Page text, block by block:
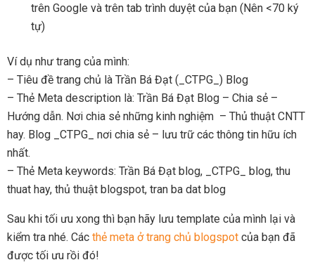
trên Google và trên tab trình duyệt của bạn (Nên <70 ký
tự)
Ví dụ như trang của mình:
– Tiêu đề trang chủ là Trần Bá Đạt (_CTPG_) Blog
– Thẻ Meta description là: Trần Bá Đạt Blog – Chia sẻ –
Hướng dẫn. Nơi chia sẻ những kinh nghiệm – Thủ thuật CNTT
hay. Blog _CTPG_ nơi chia sẻ – lưu trữ các thông tin hữu ích
nhất.
– Thẻ Meta keywords: Trần Bá Đạt blog, _CTPG_ blog, thu
thuat hay, thủ thuật blogspot, tran ba dat blog
Sau khi tối ưu xong thì bạn hãy lưu template của mình lại và
kiểm tra nhé. Các thẻ meta ở trang chủ blogspot của bạn đã
được tối ưu rồi đó!